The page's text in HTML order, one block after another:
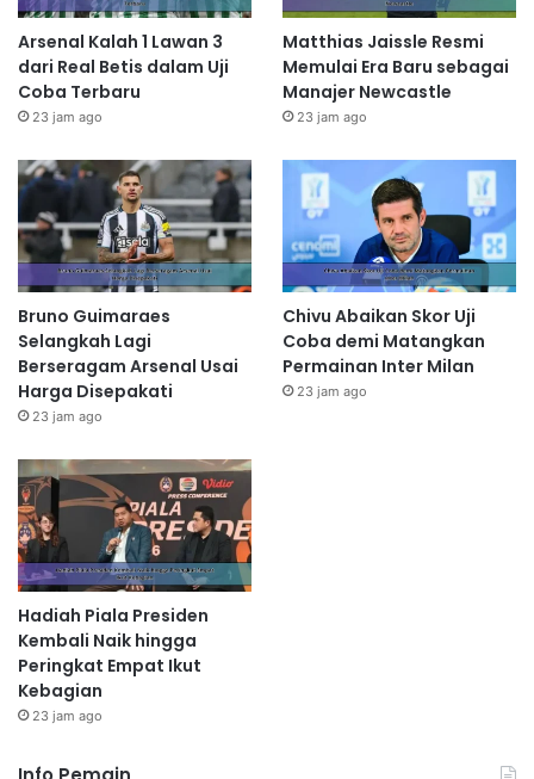
Arsenal Kalah 1 Lawan 3
dari Real Betis dalam Uji
Coba Terbaru
23 jam ago
Matthias Jaissle Resmi
Memulai Era Baru sebagai
Manajer Newcastle
23 jam ago
Bruno Guimaraes
Selangkah Lagi
Berseragam Arsenal Usai
Harga Disepakati
23 jam ago
Chivu Abaikan Skor Uji
Coba demi Matangkan
Permainan Inter Milan
23 jam ago
Hadiah Piala Presiden
Kembali Naik hingga
Peringkat Empat Ikut
Kebagian
23 jam ago